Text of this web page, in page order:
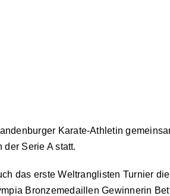
Karate-Athletin
Serie A statt.
das erste Weltranglisten Turnier
Bronzemedaillen Gewinnerin